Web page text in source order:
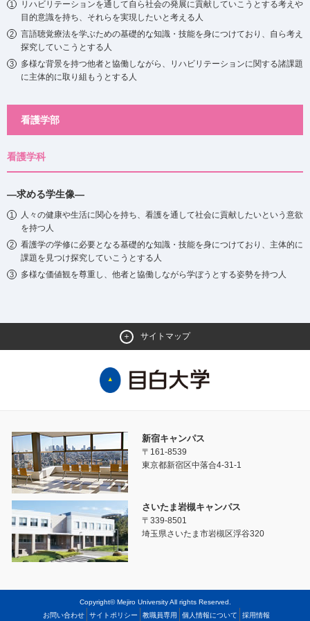
リハビリテーションを通して自ら社会の発展に貢献していこうとする考えや
目的意識を持ち、それらを実現したいと考える人
言語聴覚療法を学ぶための基礎的な知識・技能を身につけており、自ら考え
探究していこうとする人
多様な背景を持つ他者と協働しながら、リハビリテーションに関する諸課題
に主体的に取り組もうとする人
看護学部
看護学科
―求める学生像―
人々の健康や生活に関心を持ち、看護を通して社会に貢献したいという意欲
を持つ人
看護学の学修に必要となる基礎的な知識・技能を身につけており、主体的に
課題を見つけ探究していこうとする人
多様な価値観を尊重し、他者と協働しながら学ぼうとする姿勢を持つ人
サイトマップ
新宿キャンパス
〒161-8539
東京都新宿区中落合4-31-1
さいたま岩槻キャンパス
〒339-8501
埼玉県さいたま市岩槻区浮谷320
Copyright© Mejiro University All rights Reserved.
お問い合わせ
サイトポリシー 教職員専用 個人情報について 採用情報